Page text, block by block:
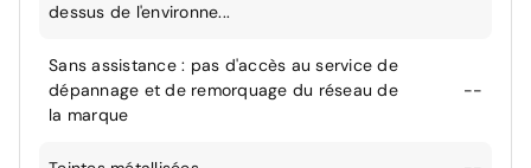
dessus de l'environne...
Sans assistance : pas d'accès au service de
dépannage et de remorquage du réseau de
la marque
--